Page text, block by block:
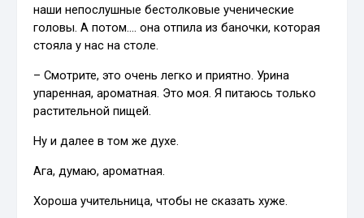
наши непослушные бестолковые ученические
головы. А потом…. она отпила из баночки, которая
стояла у нас на столе.
– Смотрите, это очень легко и приятно. Урина
упаренная, ароматная. Это моя. Я питаюсь только
растительной пищей.
Ну и далее в том же духе.
Ага, думаю, ароматная.
Хороша учительница, чтобы не сказать хуже.